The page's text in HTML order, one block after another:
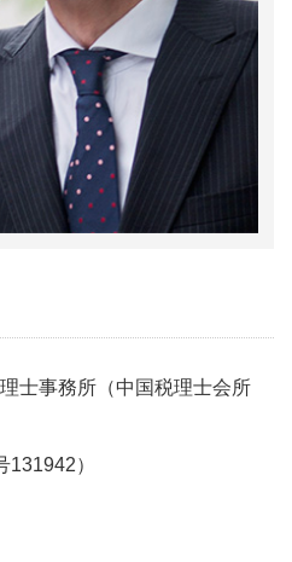
士事務所（中国税理士会所
）